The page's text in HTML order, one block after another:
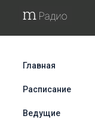
Главная
Расписание
Ведущие